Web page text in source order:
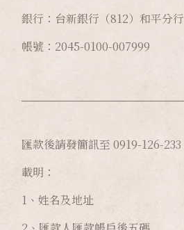
銀行：台新銀行（812）和平分行
帳號：2045-0100-007999
匯款後請發簡訊至 0919-126-233
載明：
1、姓名及地址